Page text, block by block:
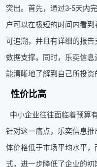
突出。首先，通过3-5天内
户可以在极短的时间内看
可追溯，并且有详细的报
数据支撑。同时，乐奕信
能清晰地了解到自己所投资
性价比高
中小企业往往面临着预算
针对这一痛点，乐奕信息
体价格低于市场平均水平
式，进一步降低了企业的